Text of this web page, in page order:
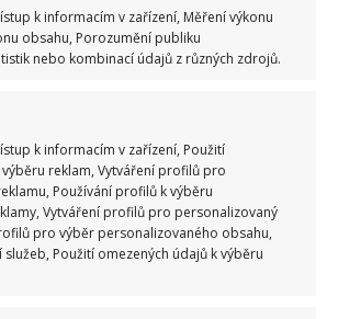
k informacím v zařízení, Měření výkonu
obsahu, Porozumění publiku
nebo kombinací údajů z různých zdrojů.
k informacím v zařízení, Použití
reklam, Vytváření profilů pro
Používání profilů k výběru
Vytváření profilů pro personalizovaný
pro výběr personalizovaného obsahu,
služeb, Použití omezených údajů k výběru
sporu
z dovolené, aby se na Babiše snesla další
kde se koupe